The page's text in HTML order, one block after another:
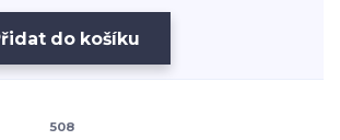
do košíku
508